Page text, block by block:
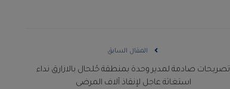
المقال السابق
تصريحات صادمة لمدير وحدة بمنطقة حُلحال بالازارق نداء
استغاثة عاجل لإنقاذ آلاف المرضى